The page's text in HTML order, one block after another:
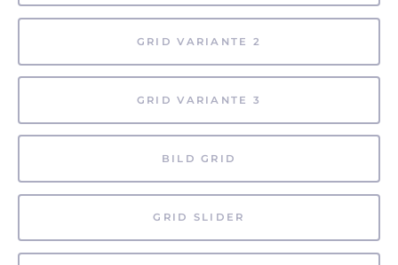
GRID VARIANTE 2
GRID VARIANTE 3
BILD GRID
GRID SLIDER